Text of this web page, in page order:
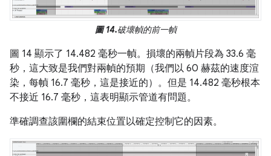
圖 14.破壞幀的前一幀
圖 14 顯示了 14.482 毫秒一幀。損壞的兩幀片段為 33.6 毫
秒，這大致是我們對兩幀的預期（我們以 60 赫茲的速度渲
染，每幀 16.7 毫秒，這是接近的）。但是 14.482 毫秒根本
不接近 16.7 毫秒，這表明顯示管道有問題。
準確調查該圍欄的結束位置以確定控制它的因素。